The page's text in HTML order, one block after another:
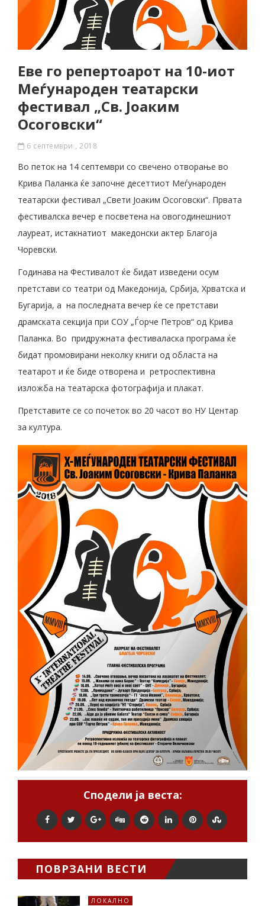
Еве го репертоарот на 10-иот
Меѓународен театарски
фестивал „Св. Јоаким
Осоговски“
6 септември , 2018
Во петок на 14 септември со свечено отворање во
Крива Паланка ќе започне десеттиот Меѓународен
театарски фестивал „Свети Јоаким Осоговски“. Првата
фестивалска вечер е посветена на овогодинешниот
лауреат, истакнатиот македонски актер Благојa
Чоревски.
Годинава на Фестивалот ќе бидат изведени осум
претстави со театри од Македонија, Србија, Хрватска и
Бугарија, а на последната вечер ќе се претстави
драмската секција при СОУ „Ѓорче Петров“ од Крива
Паланка. Во придружната фестиваласка програма ќе
бидат промовирани неколку книги од областа на
театарот и ќе биде отворена и ретроспективна
изложба на театарска фотографија и плакат.
Претставите се со почеток во 20 часот во НУ Центар
за култура.
Сподели ја веста:
ПОВРЗАНИ ВЕСТИ
ЛОКАЛНО